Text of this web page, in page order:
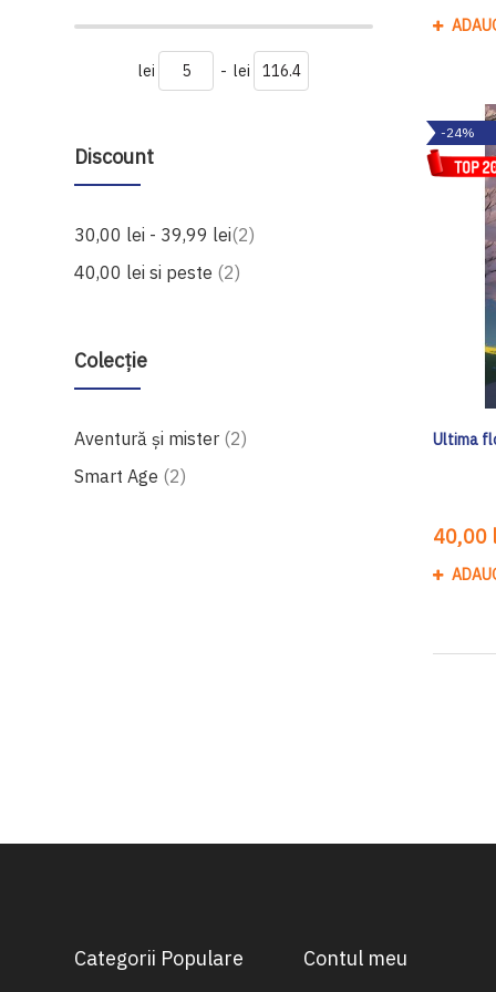
lei - lei
Discount
30,00 lei - 39,99 lei 2produse
40,00 lei si peste 2produse
Colecție
Aventură și mister 2produse
Smart Age 2produse
-24%
Ultima
40,00
Categorii Populare Contul meu